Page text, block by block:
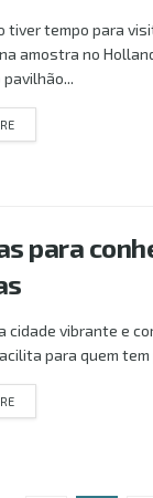
tiver tempo para
amostra no
DETAILS
para
cidade vibrante e
para quem
DETAILS